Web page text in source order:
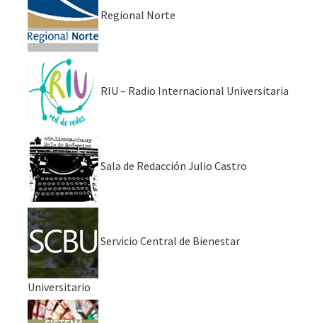
Regional Norte
RIU – Radio Internacional Universitaria
Sala de Redacción Julio Castro
Servicio Central de Bienestar
Universitario